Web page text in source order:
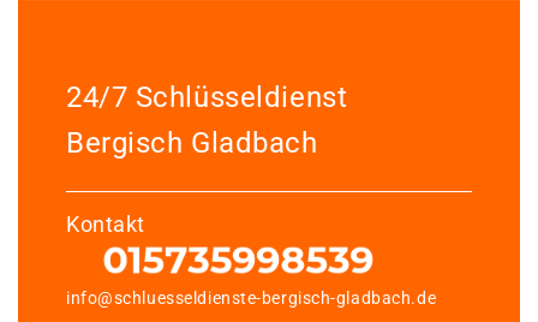
24/7 Schlüsseldienst
Bergisch Gladbach
Kontakt
info@schluesseldienste-bergisch-gladbach.de